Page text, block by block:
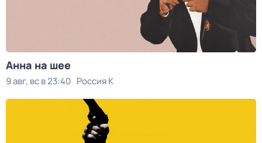
Анна на шее
9 авг, вс в 23:40 Россия К